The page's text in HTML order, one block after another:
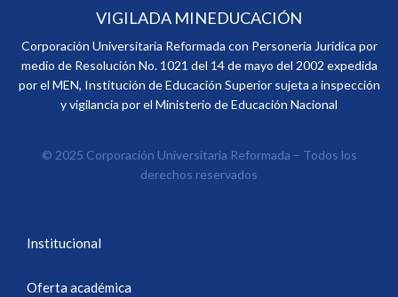
VIGILADA MINEDUCACIÓN
Corporación Universitaria Reformada con Personería Jurídica por
medio de Resolución No. 1021 del 14 de mayo del 2002 expedida
por el MEN, Institución de Educación Superior sujeta a inspección
y vigilancia por el Ministerio de Educación Nacional
© 2025 Corporación Universitaria Reformada – Todos los
derechos reservados
Institucional
Oferta académica